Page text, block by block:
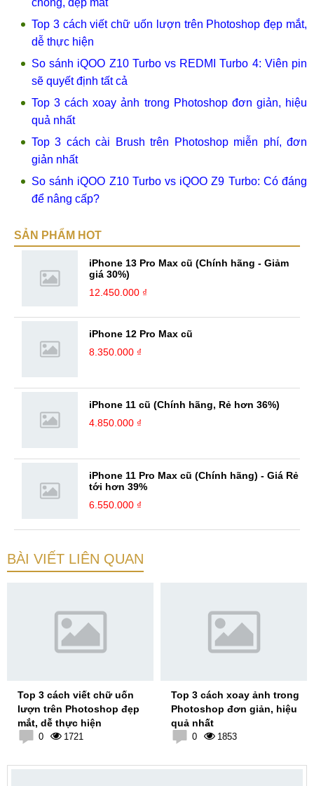
chóng, đẹp mắt
Top 3 cách viết chữ uốn lượn trên Photoshop đẹp mắt,
dễ thực hiện
So sánh iQOO Z10 Turbo vs REDMI Turbo 4: Viên pin
sẽ quyết định tất cả
Top 3 cách xoay ảnh trong Photoshop đơn giản, hiệu
quả nhất
Top 3 cách cài Brush trên Photoshop miễn phí, đơn
giản nhất
So sánh iQOO Z10 Turbo vs iQOO Z9 Turbo: Có đáng
để nâng cấp?
SẢN PHẨM HOT
iPhone 13 Pro Max cũ (Chính hãng - Giảm
giá 30%)
12.450.000 ₫
iPhone 12 Pro Max cũ
8.350.000 ₫
iPhone 11 cũ (Chính hãng, Rẻ hơn 36%)
4.850.000 ₫
iPhone 11 Pro Max cũ (Chính hãng) - Giá Rẻ
tới hơn 39%
6.550.000 ₫
BÀI VIẾT LIÊN QUAN
Top 3 cách viết chữ uốn
lượn trên Photoshop đẹp
mắt, dễ thực hiện
0 1721
Top 3 cách xoay ảnh trong
Photoshop đơn giản, hiệu
quả nhất
0 1853